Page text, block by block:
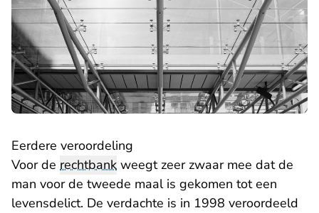
Eerdere veroordeling
Voor de rechtbank weegt zeer zwaar mee dat de
man voor de tweede maal is gekomen tot een
levensdelict. De verdachte is in 1998 veroordeeld